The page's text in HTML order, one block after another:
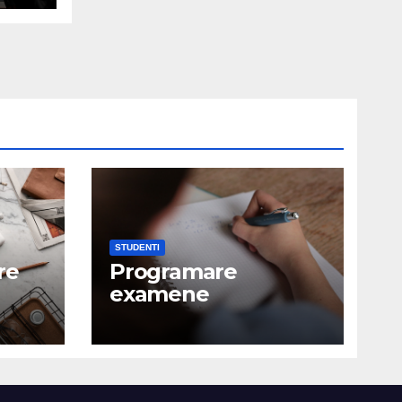
STUDENTI
Programare
examene